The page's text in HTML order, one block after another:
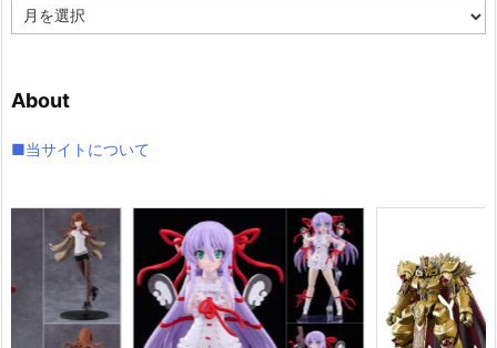
ー
ブ
About
■当サイトについて